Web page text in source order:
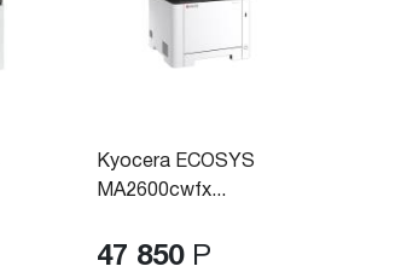
Kyocera ECOSYS
MA2600cwfx...
47 850 Р